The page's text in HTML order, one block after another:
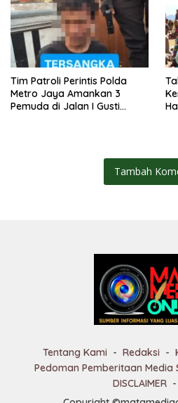
Tim Patroli Perintis Polda
Metro Jaya Amankan 3
Pemuda di Jalan I Gusti
Tambah
Tentang Kami Redaksi
Pedoman Pemberitaan Media
DISCLAIMER